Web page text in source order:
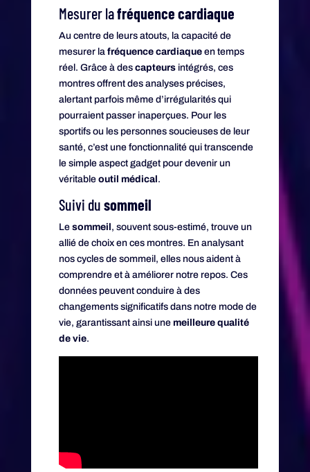
Mesurer lafréquence cardiaque
Au centre de leurs atouts, la capacité de
mesurer la fréquence cardiaqueen temps
réel. Grâce à des capteursintégrés, ces
montres offrent des analyses précises,
alertant parfois même d’irrégularités qui
pourraient passer inaperçues. Pour les
sportifs ou les personnes soucieuses de leur
santé, c’est une fonctionnalité qui transcende
le simple aspect gadget pour devenir un
véritable outil médical .
Suivi dusommeil
Le sommeil , souvent sous-estimé, trouve un
allié de choix en ces montres. En analysant
nos cycles de sommeil, elles nous aident à
comprendre et à améliorer notre repos. Ces
données peuvent conduire à des
changements significatifs dans notre mode de
vie, garantissant ainsi une meilleure qualité
de vie.